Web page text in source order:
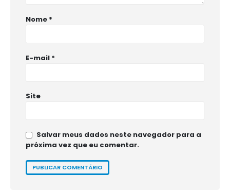
Nome *
E-mail *
Site
Salvar meus dados neste navegador para a
próxima vez que eu comentar.